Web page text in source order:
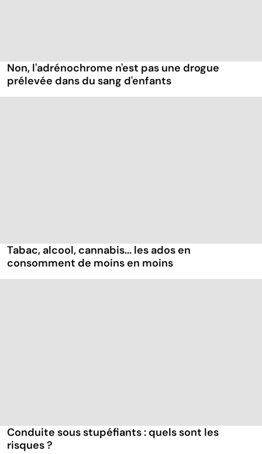
Non, l'adrénochrome n'est pas une drogue
prélevée dans du sang d'enfants
Tabac, alcool, cannabis... les ados en
consomment de moins en moins
Conduite sous stupéfiants : quels sont les
risques ?